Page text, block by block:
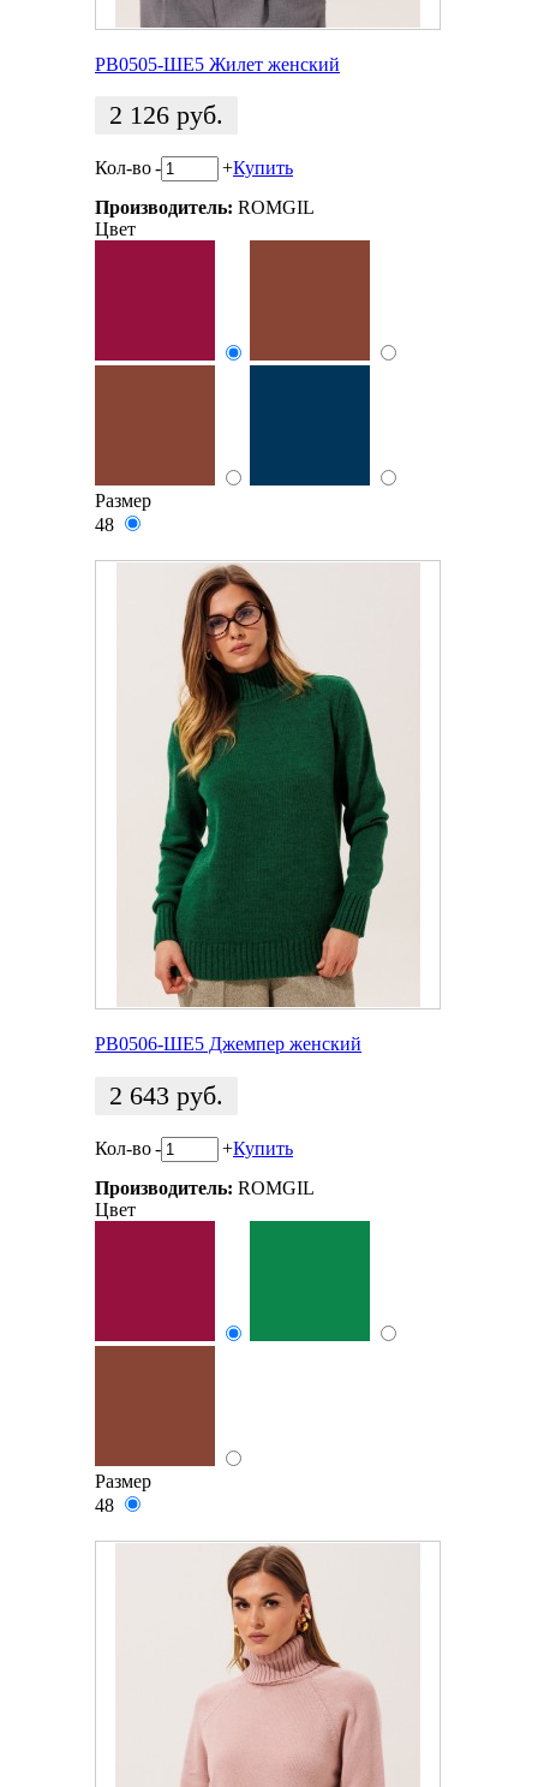
РВ0505-ШЕ5 Жилет женский
2 126 руб.
Кол-во- +Купить
Производитель: ROMGIL
Цвет
Размер
48
РВ0506-ШЕ5 Джемпер женский
2 643 руб.
Кол-во- +Купить
Производитель: ROMGIL
Цвет
Размер
48